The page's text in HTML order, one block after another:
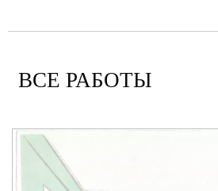
ВСЕ РАБОТЫ